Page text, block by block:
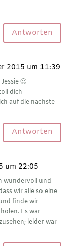
Antworten
2015 um 11:39
🙂
dich
auf die nächste
Antworten
um 22:05
wundervoll und
wir alle so eine
finde wir
Es war
leider war